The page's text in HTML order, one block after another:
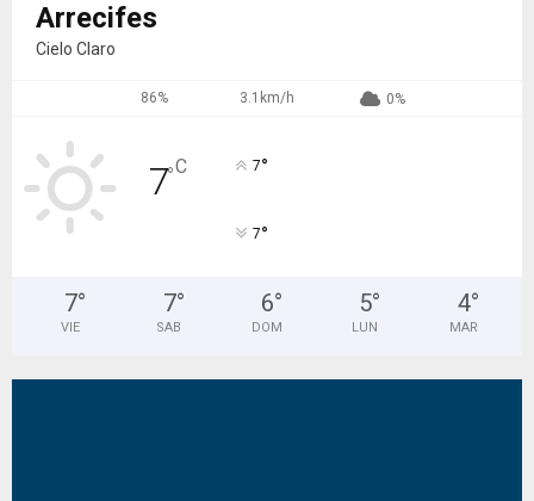
Arrecifes
Cielo Claro
86% 3.1km/h 0%
7°C 7°
7°
7°
VIE
7°
SAB
6°
DOM
5°
LUN
4°
MAR